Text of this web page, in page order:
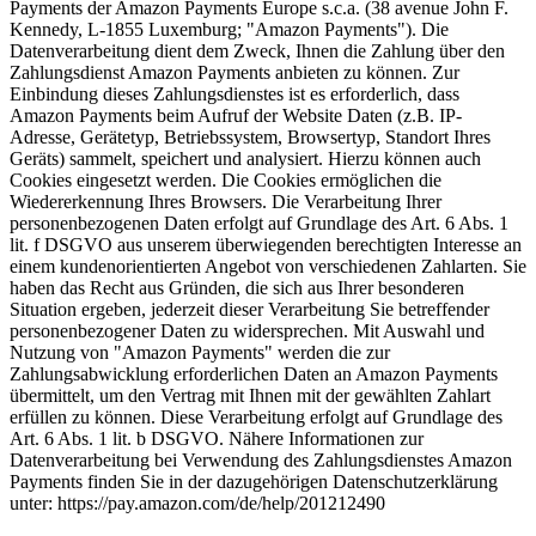
Payments der Amazon Payments Europe s.c.a. (38 avenue John F.
Kennedy, L-1855 Luxemburg; "Amazon Payments"). Die
Datenverarbeitung dient dem Zweck, Ihnen die Zahlung über den
Zahlungsdienst Amazon Payments anbieten zu können. Zur
Einbindung dieses Zahlungsdienstes ist es erforderlich, dass
Amazon Payments beim Aufruf der Website Daten (z.B. IP-
Adresse, Gerätetyp, Betriebssystem, Browsertyp, Standort Ihres
Geräts) sammelt, speichert und analysiert. Hierzu können auch
Cookies eingesetzt werden. Die Cookies ermöglichen die
Wiedererkennung Ihres Browsers. Die Verarbeitung Ihrer
personenbezogenen Daten erfolgt auf Grundlage des Art. 6 Abs. 1
lit. f DSGVO aus unserem überwiegenden berechtigten Interesse an
einem kundenorientierten Angebot von verschiedenen Zahlarten. Sie
haben das Recht aus Gründen, die sich aus Ihrer besonderen
Situation ergeben, jederzeit dieser Verarbeitung Sie betreffender
personenbezogener Daten zu widersprechen. Mit Auswahl und
Nutzung von "Amazon Payments" werden die zur
Zahlungsabwicklung erforderlichen Daten an Amazon Payments
übermittelt, um den Vertrag mit Ihnen mit der gewählten Zahlart
erfüllen zu können. Diese Verarbeitung erfolgt auf Grundlage des
Art. 6 Abs. 1 lit. b DSGVO. Nähere Informationen zur
Datenverarbeitung bei Verwendung des Zahlungsdienstes Amazon
Payments finden Sie in der dazugehörigen Datenschutzerklärung
unter: https://pay.amazon.com/de/help/201212490